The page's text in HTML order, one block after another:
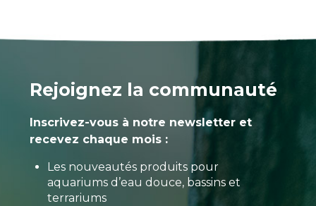
Rejoignez la communauté
Inscrivez-vous à notre newsletter et
recevez chaque mois :
Les nouveautés produits pour
aquariums d’eau douce, bassins et
terrariums